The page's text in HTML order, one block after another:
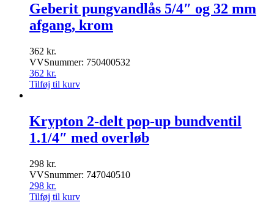
Geberit pungvandlås 5/4″ og 32 mm
afgang, krom
362 kr.
VVSnummer: 750400532
362 kr.
Tilføj til kurv
Krypton 2-delt pop-up bundventil
1.1/4″ med overløb
298 kr.
VVSnummer: 747040510
298 kr.
Tilføj til kurv